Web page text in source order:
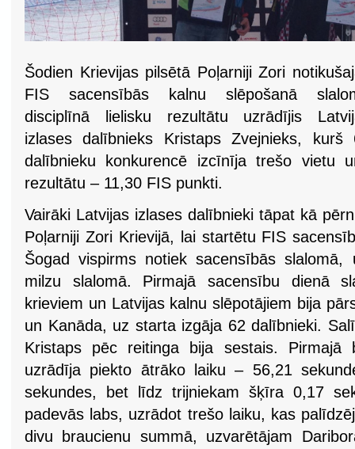
Šodien Krievijas pilsētā Poļarniji Zori
FIS sacensībās kalnu slēpošanā
disciplīnā lielisku rezultātu uzrādījis
izlases dalībnieks Kristaps Zvejnieks, kurš
dalībnieku konkurencē izcīnīja trešo vietu
rezultātu – 11,30 FIS punkti.
Vairāki Latvijas izlases dalībnieki tāpat kā
Poļarniji Zori Krievijā, lai startētu FIS
Šogad vispirms notiek sacensībās
milzu slalomā. Pirmajā sacensību dienā
krieviem un Latvijas kalnu slēpotājiem bija
un Kanāda, uz starta izgāja 62 dalībnieki.
Kristaps pēc reitinga bija sestais. Pirmajā
uzrādīja piekto ātrāko laiku – 56,21
sekundes, bet līdz trijniekam šķīra 0,17
padevās labs, uzrādot trešo laiku, kas
divu braucienu summā, uzvarētājam